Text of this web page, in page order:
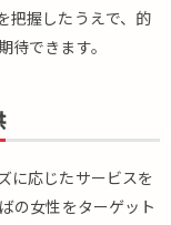
把握したうえで、的
待できます。
に応じたサービスを
の女性をターゲット